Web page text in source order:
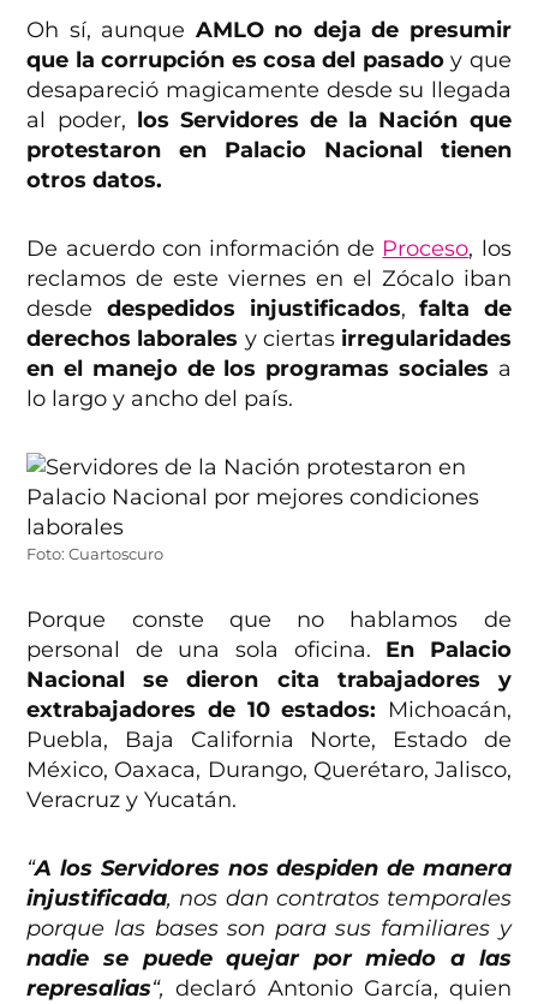
Oh sí, aunque AMLO no deja de presumir
que la corrupción es cosa del pasadoy que
desapareció magicamente desde su llegada
al poder, los Servidores de la Nación que
protestaron en Palacio Nacional tienen
otros datos.
De acuerdo con información de Proceso, los
reclamos de este viernes en el Zócalo iban
desde despedidos injustificados,falta de
derechos laborales y ciertas irregularidades
en el manejo de los programas sociales a
lo largo y ancho del país.
Foto: Cuartoscuro
Porque conste que no hablamos de
personal de una sola oficina. En Palacio
Nacional se dieron cita trabajadores y
extrabajadores de 10 estados: Michoacán,
Puebla, Baja California Norte, Estado de
México, Oaxaca, Durango, Querétaro, Jalisco,
Veracruz y Yucatán.
“A los Servidores nos despiden de manera
injustificada, nos dan contratos temporales
porque las bases son para sus familiares y
nadie se puede quejar por miedo a las
represalias“, declaró Antonio García, quien